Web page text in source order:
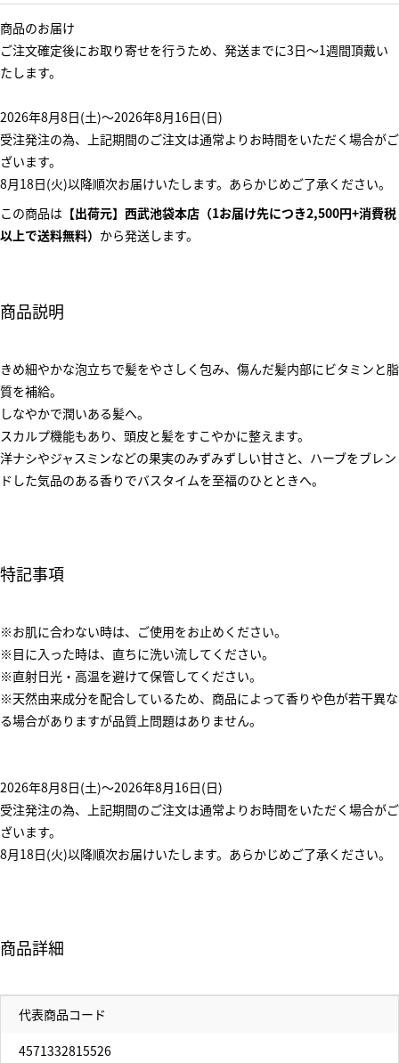
商品のお届け
ご注文確定後にお取り寄せを行うため、発送までに3日～1週間頂戴い
たします。
2026年8月8日(土)～2026年8月16日(日)
受注発注の為、上記期間のご注文は通常よりお時間をいただく場合がご
ざいます。
8月18日(火)以降順次お届けいたします。あらかじめご了承ください。
この商品は 【出荷元】西武池袋本店（1お届け先につき2,500円+消費税
以上で送料無料） から発送します。
商品説明
きめ細やかな泡立ちで髪をやさしく包み、傷んだ髪内部にビタミンと脂
質を補給。
しなやかで潤いある髪へ。
スカルプ機能もあり、頭皮と髪をすこやかに整えます。
洋ナシやジャスミンなどの果実のみずみずしい甘さと、ハーブをブレン
ドした気品のある香りでバスタイムを至福のひとときへ。
特記事項
※お肌に合わない時は、ご使用をお止めください。
※目に入った時は、直ちに洗い流してください。
※直射日光・高温を避けて保管してください。
※天然由来成分を配合しているため、商品によって香りや色が若干異な
る場合がありますが品質上問題はありません。
2026年8月8日(土)～2026年8月16日(日)
受注発注の為、上記期間のご注文は通常よりお時間をいただく場合がご
ざいます。
8月18日(火)以降順次お届けいたします。あらかじめご了承ください。
商品詳細
代表商品コード
4571332815526